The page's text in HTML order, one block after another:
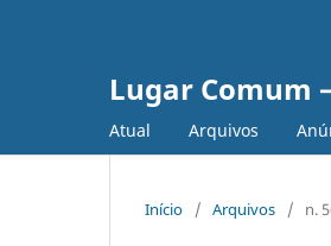
Lugar Comum
Atual Arquivos
Início / Arquivos / n.